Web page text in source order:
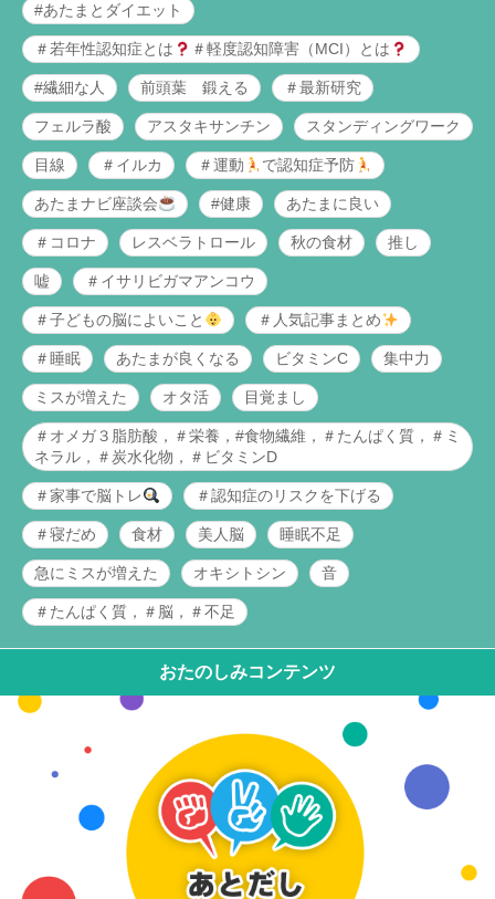
#あたまとダイエット
＃若年性認知症とは ＃軽度認知障害（MCI）とは
#繊細な人 前頭葉 鍛える ＃最新研究
フェルラ酸 アスタキサンチン スタンディングワーク
目線 ＃イルカ ＃運動 で認知症予防
あたまナビ座談会 #健康 あたまに良い
＃コロナ レスベラトロール 秋の食材 推し
嘘 ＃イサリビガマアンコウ
＃子どもの脳によいこと ＃人気記事まとめ
＃睡眠 あたまが良くなる ビタミンC 集中力
ミスが増えた オタ活 目覚まし
＃オメガ３脂肪酸，＃栄養，#食物繊維，＃たんぱく質，＃ミ
ネラル，＃炭水化物，＃ビタミンD
＃家事で脳トレ ＃認知症のリスクを下げる
＃寝だめ 食材 美人脳 睡眠不足
急にミスが増えた オキシトシン 音
＃たんぱく質，＃脳，＃不足
おたのしみコンテンツ